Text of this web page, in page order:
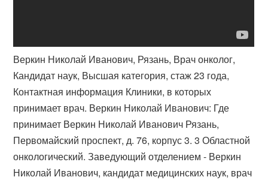
Веркин Николай Иванович, Рязань, Врач онколог,
Кандидат наук, Высшая категория, стаж 23 года,
Контактная информация Клиники, в которых
принимает врач. Веркин Николай Иванович: Где
принимает Веркин Николай Иванович Рязань,
Первомайский проспект, д. 76, корпус 3. 3 Областной
онкологический. Заведующий отделением - Веркин
Николай Иванович, кандидат медицинских наук, врач